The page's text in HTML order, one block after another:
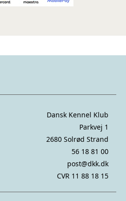
Dansk Kennel Klub
Parkvej 1
2680 Solrød Strand
56 18 81 00
post@dkk.dk
CVR 11 88 18 15